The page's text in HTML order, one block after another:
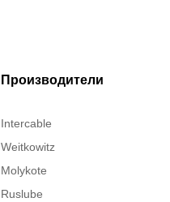
Производители
Intercable
Weitkowitz
Molykote
Ruslube